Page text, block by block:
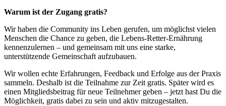
Warum ist der Zugang gratis?
Wir haben die Community ins Leben gerufen, um möglichst vielen
Menschen die Chance zu geben, die Lebens-Retter-Ernährung
kennenzulernen – und gemeinsam mit uns eine starke,
unterstützende Gemeinschaft aufzubauen.
Wir wollen echte Erfahrungen, Feedback und Erfolge aus der Praxis
sammeln. Deshalb ist die Teilnahme zur Zeit gratis. Später wird es
einen Mitgliedsbeitrag für neue Teilnehmer geben – jetzt hast Du die
Möglichkeit, gratis dabei zu sein und aktiv mitzugestalten.